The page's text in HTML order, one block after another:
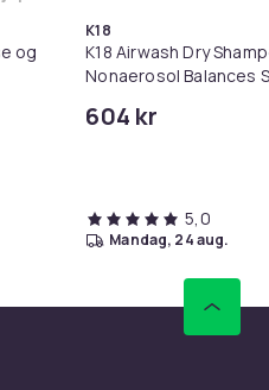
og
K18
K18 Airwash Dry
Nonaerosol Balances
604 kr
5,0
mandag, 24 aug.